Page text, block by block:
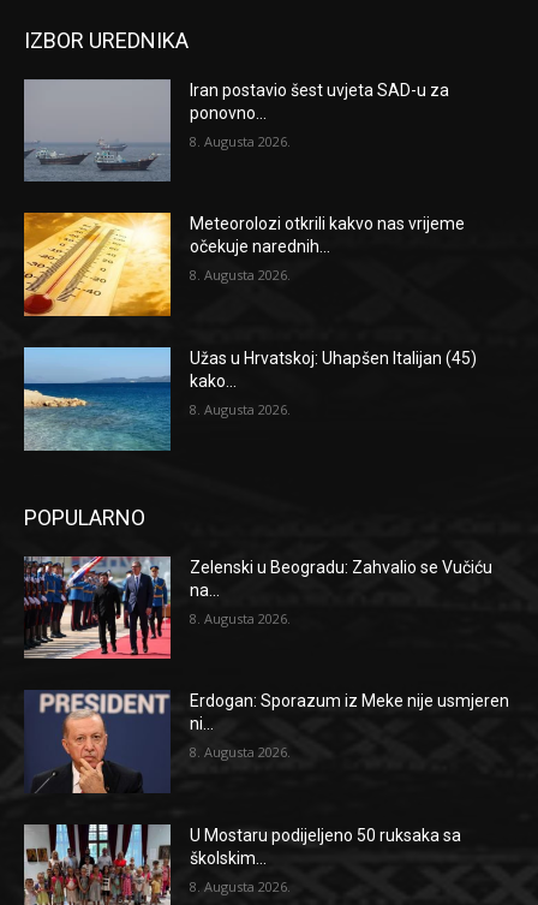
IZBOR UREDNIKA
Iran postavio šest uvjeta SAD-u za
ponovno...
8. Augusta 2026.
Meteorolozi otkrili kakvo nas vrijeme
očekuje narednih...
8. Augusta 2026.
Užas u Hrvatskoj: Uhapšen Italijan (45)
kako...
8. Augusta 2026.
POPULARNO
Zelenski u Beogradu: Zahvalio se Vučiću
na...
8. Augusta 2026.
Erdogan: Sporazum iz Meke nije usmjeren
ni...
8. Augusta 2026.
U Mostaru podijeljeno 50 ruksaka sa
školskim...
8. Augusta 2026.